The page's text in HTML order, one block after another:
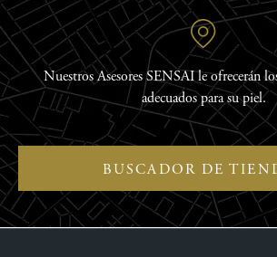
Nuestros Asesores SENSAI le ofrecerán
adecuados para su piel.
BUSCADOR DE